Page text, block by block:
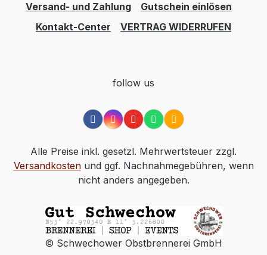
Versand- und Zahlung
Gutschein einlösen
Kontakt-Center
VERTRAG WIDERRUFEN
follow us
Alle Preise inkl. gesetzl. Mehrwertsteuer zzgl.
Versandkostenund ggf. Nachnahmegebühren, wenn
nicht anders angegeben.
© Schwechower Obstbrennerei GmbH